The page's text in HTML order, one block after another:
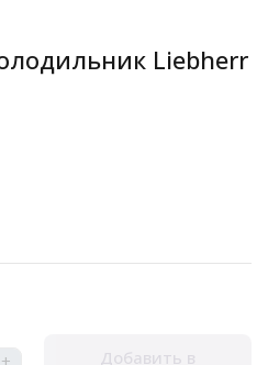
Liebherr
+
Добавить в